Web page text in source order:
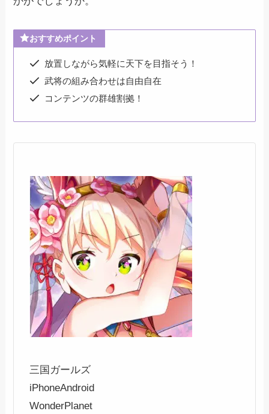
おすすめポイント
放置しながら気軽に天下を目指そう！
武将の組み合わせは自由自在
コンテンツの群雄割拠！
三国ガールズ
iPhoneAndroid
WonderPlanet